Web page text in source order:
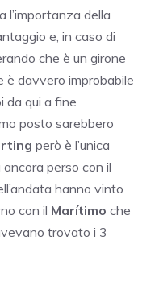
l’importanza della
e, in caso di
che è un girone
davvero improbabile
da qui a fine
posto sarebbero
però è l’unica
perso con il
hanno vinto
con il Marítimo che
trovato i 3